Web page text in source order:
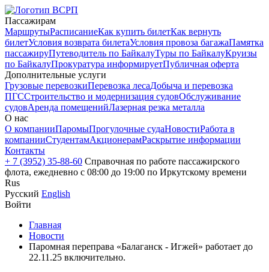
Пассажирам
МаршрутыРасписаниеКак купить билетКак вернуть
билетУсловия возврата билетаУсловия провоза багажаПамятка
пассажируПутеводитель по БайкалуТуры по БайкалуКруизы
по БайкалуПрокуратура информируетПубличная оферта
Дополнительные услуги
Грузовые перевозкиПеревозка лесаДобыча и перевозка
ПГССтроительство и модернизация судовОбслуживание
судовАренда помещенийЛазерная резка металла
О нас
О компанииПаромыПрогулочные судаНовостиРабота в
компанииСтудентамАкционерамРаскрытие информации
Контакты
+ 7 (3952) 35-88-60 Справочная по работе пассажирского
флота, ежедневно с 08:00 до 19:00 по Иркутскому времени
Rus
Русский English
Войти
Главная
Новости
Паромная переправа «Балаганск - Игжей» работает до
22.11.25 включительно.